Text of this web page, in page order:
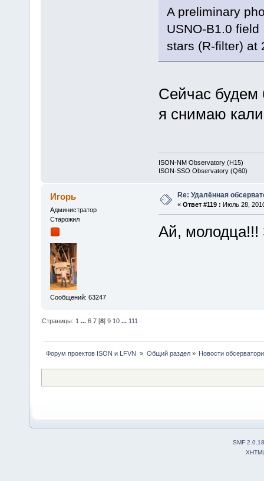
A preliminary
USNO-B1.0 field
stars (R-filter) at
Сейчас будем
я снимаю
ISON-NM Observatory (H15)
ISON-SSO Observatory (Q60)
Игорь
Администратор
Старожил
Сообщений: 63247
Re: Удалённая
« Ответ #119 : Июль 28,
Ай, молодца!!!
Страницы: 1 ...6 7 [8]9 10 ... 111
Форум проектов ISON и LFVN » Общий раздел» Новости
SMF 2.0.18